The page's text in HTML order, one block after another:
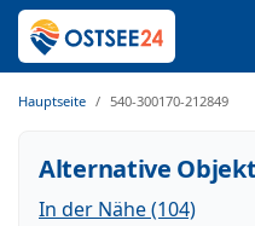
Hauptseite 540-300170-212849
Alternative
In der Nähe (104)